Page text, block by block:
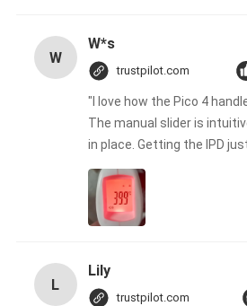
W
W*s
trustpilot.com
"I love how the Pico 4
The manual slider is
in place. Getting the IPD
L
Lily
trustpilot.com